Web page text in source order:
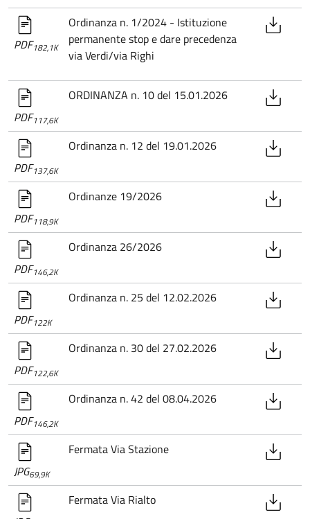
PDF182,1K
Ordinanza n. 1/2024 - Istituzione
permanente stop e dare precedenza
via Verdi/via Righi
PDF117,6K
ORDINANZA n. 10 del 15.01.2026
PDF137,6K
Ordinanza n. 12 del 19.01.2026
PDF118,9K
Ordinanze 19/2026
PDF146,2K
Ordinanza 26/2026
PDF122K
Ordinanza n. 25 del 12.02.2026
PDF122,6K
Ordinanza n. 30 del 27.02.2026
PDF146,2K
Ordinanza n. 42 del 08.04.2026
JPG69,9K
Fermata Via Stazione
Fermata Via Rialto